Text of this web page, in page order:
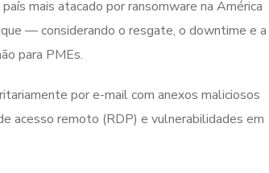
mais atacado por ransomware na América
— considerando o resgate, o downtime e a
para PMEs.
por e-mail com anexos maliciosos
acesso remoto (RDP) e vulnerabilidades em